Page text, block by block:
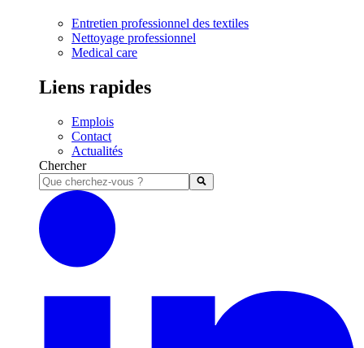
Entretien professionnel des textiles
Nettoyage professionnel
Medical care
Liens rapides
Emplois
Contact
Actualités
Chercher